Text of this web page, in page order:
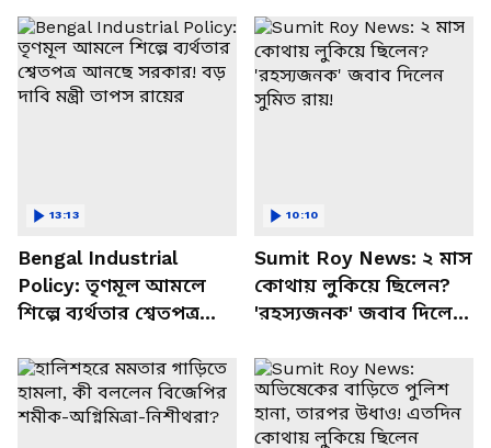
Bengal Industrial
Policy: তৃণমূল আমলে
শিল্পে ব্যর্থতার শ্বেতপত্র
মন্ত্রী তাপস রায়ের
13:13
Sumit Roy News: ২ মাস
কোথায় লুকিয়ে ছিলেন?
'রহস্যজনক' জবাব দিলেন
10:10